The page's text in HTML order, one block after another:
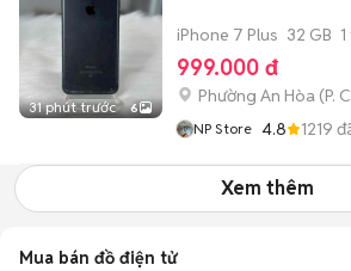
31 phút trước 6
iPhone 7 Plus 32 GB
999.000 đ
Phường An Hòa (P.
NP Store 4.8 1219
Xem thêm
Mua bán đồ điện tử